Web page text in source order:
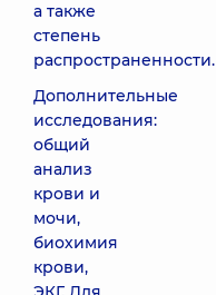
а также
степень
распространенности.
Дополнительные
исследования:
общий
анализ
крови и
мочи,
биохимия
крови,